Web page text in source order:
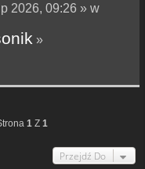
2026, 09:26 » w
»
1 Z 1
Przejdź Do